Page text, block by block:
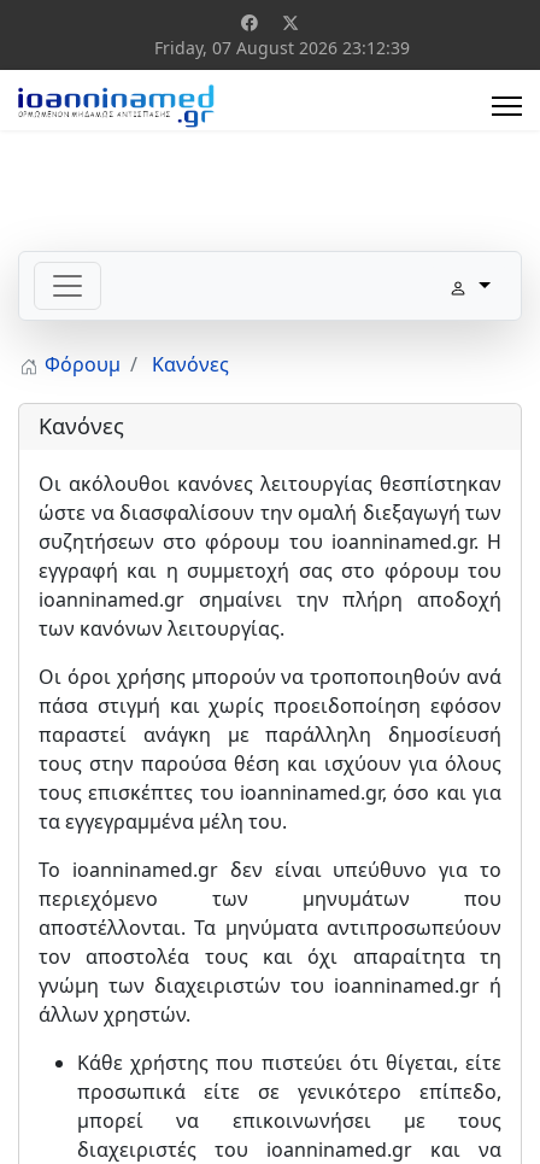
Friday, 07 August 2026 23:12:39
Φόρουμ Κανόνες
Κανόνες
Οι ακόλουθοι κανόνες λειτουργίας θεσπίστηκαν
ώστε να διασφαλίσουν την ομαλή διεξαγωγή των
συζητήσεων στο φόρουμ του ioanninamed.gr. Η
εγγραφή και η συμμετοχή σας στο φόρουμ του
ioanninamed.gr σημαίνει την πλήρη αποδοχή
των κανόνων λειτουργίας.
Οι όροι χρήσης μπορούν να τροποποιηθούν ανά
πάσα στιγμή και χωρίς προειδοποίηση εφόσον
παραστεί ανάγκη με παράλληλη δημοσίευσή
τους στην παρούσα θέση και ισχύουν για όλους
τους επισκέπτες του ioanninamed.gr, όσο και για
τα εγγεγραμμένα μέλη του.
Το ioanninamed.gr δεν είναι υπεύθυνο για το
περιεχόμενο των μηνυμάτων που
αποστέλλονται. Τα μηνύματα αντιπροσωπεύουν
τον αποστολέα τους και όχι απαραίτητα τη
γνώμη των διαχειριστών του ioanninamed.gr ή
άλλων χρηστών.
Κάθε χρήστης που πιστεύει ότι θίγεται, είτε
προσωπικά είτε σε γενικότερο επίπεδο,
μπορεί να επικοινωνήσει με τους
διαχειριστές του ioanninamed.gr και να